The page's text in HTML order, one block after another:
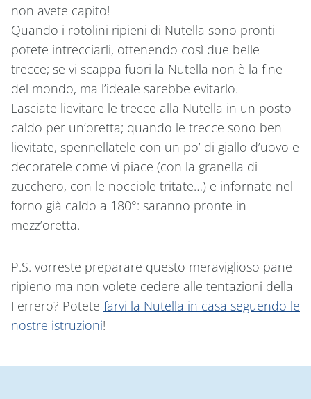
non avete capito!
Quando i rotolini ripieni di Nutella sono pronti
potete intrecciarli, ottenendo così due belle
trecce; se vi scappa fuori la Nutella non è la fine
del mondo, ma l’ideale sarebbe evitarlo.
Lasciate lievitare le trecce alla Nutella in un posto
caldo per un’oretta; quando le trecce sono ben
lievitate, spennellatele con un po’ di giallo d’uovo e
decoratele come vi piace (con la granella di
zucchero, con le nocciole tritate…) e infornate nel
forno già caldo a 180°: saranno pronte in
mezz’oretta.
P.S. vorreste preparare questo meraviglioso pane
ripieno ma non volete cedere alle tentazioni della
Ferrero? Potete farvi la Nutella in casa seguendo le
nostre istruzioni!